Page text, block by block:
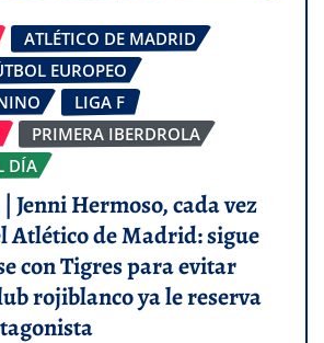
ATLÉTICO DE MADRID
EUROPEO
LIGA F
PRIMERA IBERDROLA
DÍA
Jenni Hermoso, cada vez
Atlético de Madrid: sigue
con Tigres para evitar
rojiblanco ya le reserva